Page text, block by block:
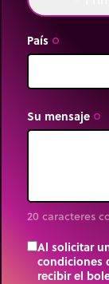
País trip_origin
Su mensaje trip_origin
20 caracteres
Al solicitar
condiciones
recibir el